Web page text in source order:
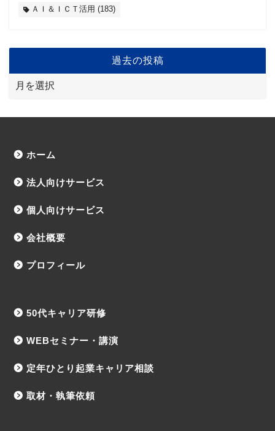
ＡＩ＆ＩＣＴ活用 (183)
過去の投稿
ホーム
法人向けサービス
個人向けサービス
会社概要
プロフィール
50代キャリア研修
WEBセミナー・講演
定年ひとり起業キャリア相談
取材・執筆依頼